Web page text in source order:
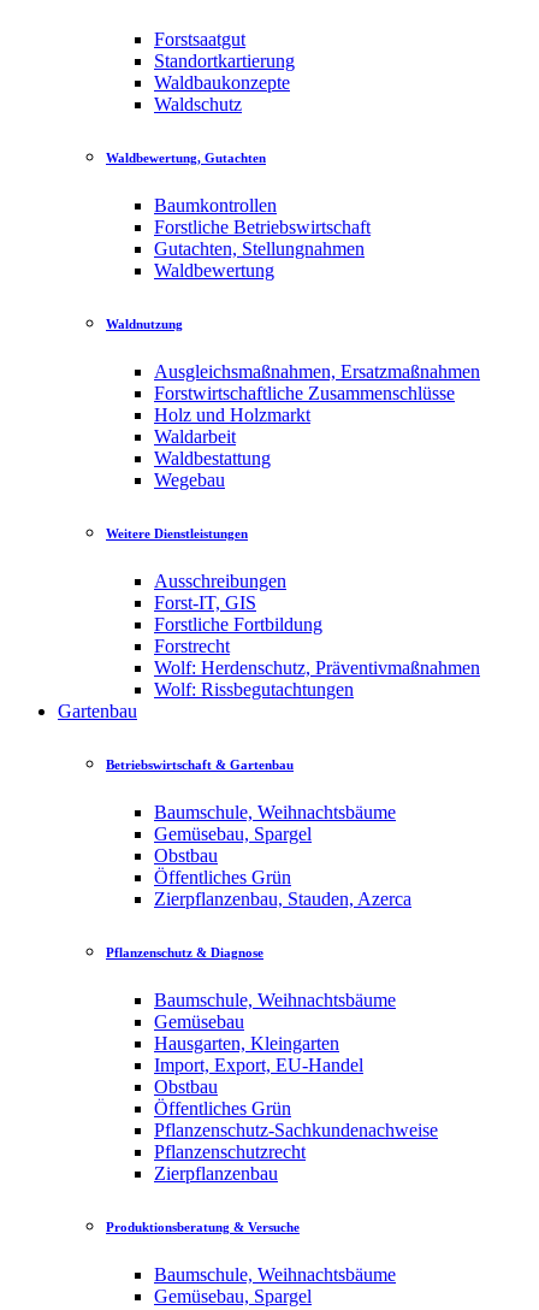
Forstsaatgut
Standortkartierung
Waldbaukonzepte
Waldschutz
Waldbewertung, Gutachten
Baumkontrollen
Forstliche Betriebswirtschaft
Gutachten, Stellungnahmen
Waldbewertung
Waldnutzung
Ausgleichsmaßnahmen, Ersatzmaßnahmen
Forstwirtschaftliche Zusammenschlüsse
Holz und Holzmarkt
Waldarbeit
Waldbestattung
Wegebau
Weitere Dienstleistungen
Ausschreibungen
Forst-IT, GIS
Forstliche Fortbildung
Forstrecht
Wolf: Herdenschutz, Präventivmaßnahmen
Wolf: Rissbegutachtungen
Gartenbau
Betriebswirtschaft & Gartenbau
Baumschule, Weihnachtsbäume
Gemüsebau, Spargel
Obstbau
Öffentliches Grün
Zierpflanzenbau, Stauden, Azerca
Pflanzenschutz & Diagnose
Baumschule, Weihnachtsbäume
Gemüsebau
Hausgarten, Kleingarten
Import, Export, EU-Handel
Obstbau
Öffentliches Grün
Pflanzenschutz-Sachkundenachweise
Pflanzenschutzrecht
Zierpflanzenbau
Produktionsberatung & Versuche
Baumschule, Weihnachtsbäume
Gemüsebau, Spargel